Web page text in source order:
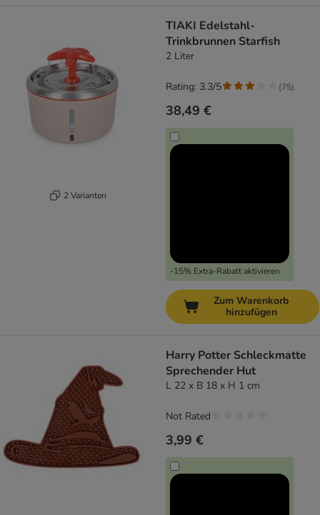
2 Varianten
TIAKI Edelstahl-
Trinkbrunnen Starfish
2 Liter
38,49 €
-15% Extra-Rabatt aktivieren
Rating: 3.3/5 (75)
Zum Warenkorb
hinzufügen
Harry Potter Schleckmatte
Sprechender Hut
L 22 x B 18 x H 1 cm
3,99 €
Not Rated